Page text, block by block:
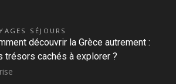
SÉJOURS
découvrir la Grèce autrement :
trésors cachés à explorer ?